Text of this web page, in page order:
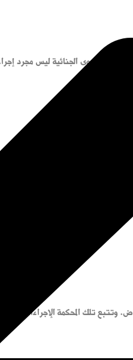
الدعوى الجنائية ليس مجرد
محاربتها بكل قوة وحزم
وتتبع تلك المحكمة الإجراءات